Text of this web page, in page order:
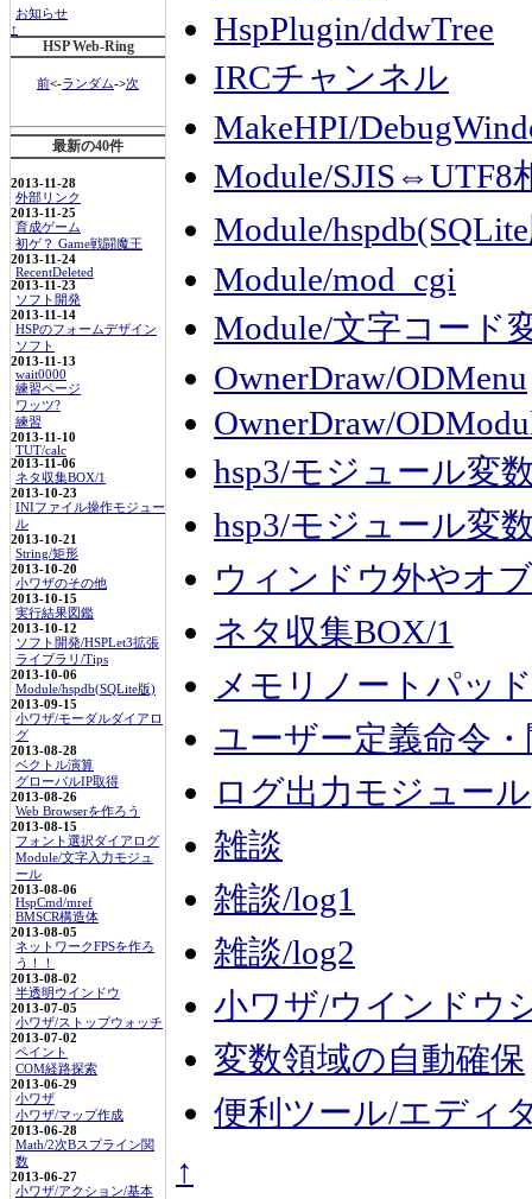
お知らせ
↑
HSP Web-Ring
前<-ランダム->次
最新の40件
2013-11-28
外部リンク
2013-11-25
育成ゲーム
初ゲ？ Game戦闘魔王
2013-11-24
RecentDeleted
2013-11-23
ソフト開発
2013-11-14
HSPのフォームデザイン
ソフト
2013-11-13
wait0000
練習ページ
ワッツ?
練習
2013-11-10
TUT/calc
2013-11-06
ネタ収集BOX/1
2013-10-23
INIファイル操作モジュー
ル
2013-10-21
String/矩形
2013-10-20
小ワザのその他
2013-10-15
実行結果図鑑
2013-10-12
ソフト開発/HSPLet3拡張
ライブラリ/Tips
2013-10-06
Module/hspdb(SQLite版)
2013-09-15
小ワザ/モーダルダイアロ
グ
2013-08-28
ベクトル演算
グローバルIP取得
2013-08-26
Web Browserを作ろう
2013-08-15
フォント選択ダイアログ
Module/文字入力モジュ
ール
2013-08-06
HspCmd/mref
BMSCR構造体
2013-08-05
ネットワークFPSを作ろ
う！！
2013-08-02
半透明ウインドウ
2013-07-05
小ワザ/ストップウォッチ
2013-07-02
ペイント
COM経路探索
2013-06-29
小ワザ
小ワザ/マップ作成
2013-06-28
Math/2次Bスプライン関
数
2013-06-27
小ワザ/アクション/基本
HspPlugin/ddwTree
IRCチャンネル
MakeHPI/
Module/SJIS⇔UTF8
Module/
Module/mod_cgi
Module/文字コード
OwnerDraw/ODMenu
OwnerDraw/
hsp3/モジュール変
hsp3/モジュール変
ウィンドウ外やオ
ネタ収集BOX/1
メモリノートパッド
ユーザー定義命令
ログ出力モジュール
雑談
雑談/log1
雑談/log2
小ワザ/ウインドウ
変数領域の自動確保
便利ツール/エディ
↑